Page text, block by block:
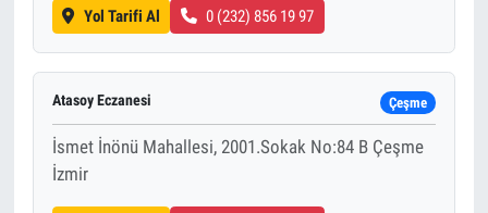
Yol Tarifi Al 0 (232) 856 19 97
Atasoy Eczanesi Çeşme
İsmet İnönü Mahallesi, 2001.Sokak No:84 B Çeşme
İzmir